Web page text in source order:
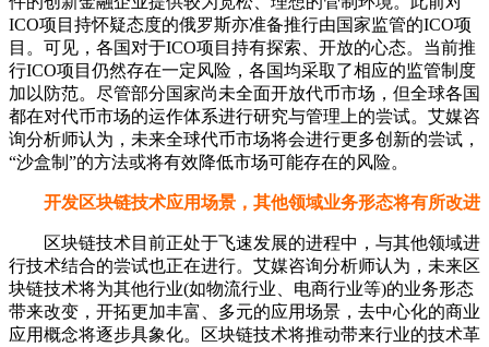
ICO项目持怀疑态度的俄罗斯亦准备推行由国家监管的ICO项
目。可见，各国对于ICO项目持有探索、开放的心态。当前推
行ICO项目仍然存在一定风险，各国均采取了相应的监管制度
加以防范。尽管部分国家尚未全面开放代币市场，但全球各国
都在对代币市场的运作体系进行研究与管理上的尝试。艾媒咨
询分析师认为，未来全球代币市场将会进行更多创新的尝试，
“沙盒制”的方法或将有效降低市场可能存在的风险。
开发区块链技术应用场景，其他领域业务形态将有所改进
区块链技术目前正处于飞速发展的进程中，与其他领域进
行技术结合的尝试也正在进行。艾媒咨询分析师认为，未来区
块链技术将为其他行业(如物流行业、电商行业等)的业务形态
带来改变，开拓更加丰富、多元的应用场景，去中心化的商业
应用概念将逐步具象化。区块链技术将推动带来行业的技术革